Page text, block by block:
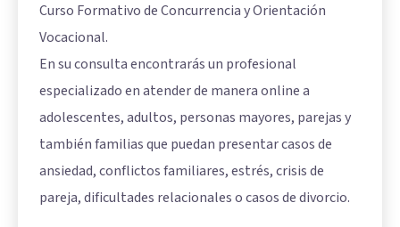
Curso Formativo de Concurrencia y Orientación
Vocacional.
En su consulta encontrarás un profesional
especializado en atender de manera online a
adolescentes, adultos, personas mayores, parejas y
también familias que puedan presentar casos de
ansiedad, conflictos familiares, estrés, crisis de
pareja, dificultades relacionales o casos de divorcio.